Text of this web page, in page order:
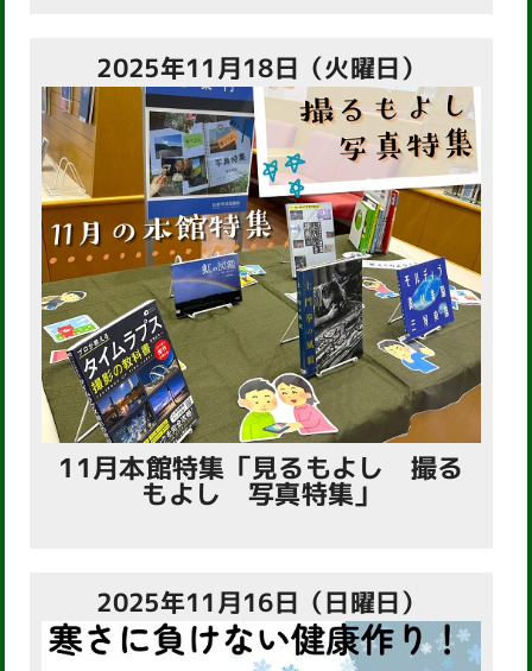
2025年11月18日（火曜日）
11月本館特集「見るもよし 撮る
もよし 写真特集」
2025年11月16日（日曜日）